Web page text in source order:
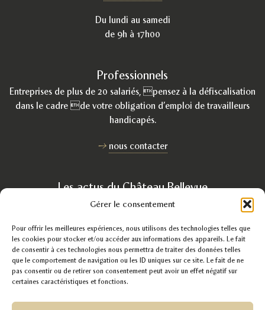
Gérer le consentement
Pour offrir les meilleures expériences, nous utilisons des technologies telles que
les cookies pour stocker et/ou accéder aux informations des appareils. Le fait
de consentir à ces technologies nous permettra de traiter des données telles
que le comportement de navigation ou les ID uniques sur ce site. Le fait de ne
pas consentir ou de retirer son consentement peut avoir un effet négatif sur
certaines caractéristiques et fonctions.
Du lundi au samedi
de 9h à 17h00
Professionnels
Entreprises de plus de 20 salariés, pensez à la défiscalisation
dans le cadre de votre obligation d’emploi de travailleurs
handicapés.
nous contacter
Les actus du Château Bellevue
Découvrez nos recettes, la vie dans un établissement, service
travail.
voir les actualités